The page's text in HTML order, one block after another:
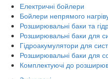
Електричні бойлери
Бойлери непрямого
Розширювальні баки та
Розширювальні баки для
Гідроакумулятори для
Розширювальні баки для
Комплектуючі до